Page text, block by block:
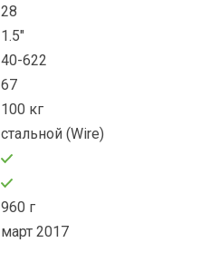
28
1.5"
40-622
67
100 кг
стальной (Wire)
960 г
март 2017